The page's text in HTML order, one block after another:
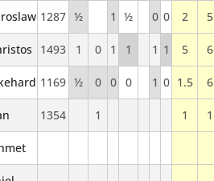
1287 ½ 1 ½ 0 0 2
5
1493 1 0 1 1 1 1 5
6
1169 ½ 0 0 0 1 0 1.5
6
1354 1 1
1